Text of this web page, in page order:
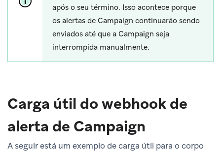
após o seu término. Isso acontece porque
os alertas de Campaign continuarão sendo
enviados até que a Campaign seja
interrompida manualmente.
Carga útil do webhook de
alerta de Campaign
A seguir está um exemplo de carga útil para o corpo